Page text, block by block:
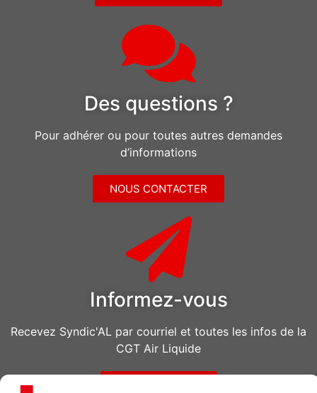
Des questions ?
Pour adhérer ou pour toutes autres demandes
d’informations
NOUS CONTACTER
Informez-vous
Recevez Syndic'AL par courriel et toutes les infos de la
CGT Air Liquide